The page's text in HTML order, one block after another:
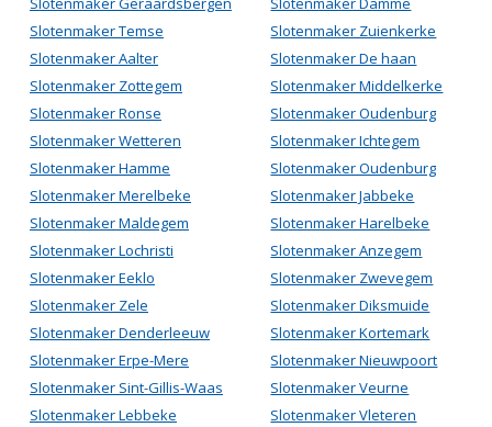
Slotenmaker Temse
Slotenmaker Aalter
Slotenmaker Zottegem
Slotenmaker Ronse
Slotenmaker Wetteren
Slotenmaker Hamme
Slotenmaker Merelbeke
Slotenmaker Maldegem
Slotenmaker Lochristi
Slotenmaker Eeklo
Slotenmaker Zele
Slotenmaker Denderleeuw
Slotenmaker Erpe-Mere
Slotenmaker Sint-Gillis-Waas
Slotenmaker Lebbeke
Slotenmaker Zuienkerke
Slotenmaker De haan
Slotenmaker Middelkerke
Slotenmaker Oudenburg
Slotenmaker Ichtegem
Slotenmaker Oudenburg
Slotenmaker Jabbeke
Slotenmaker Harelbeke
Slotenmaker Anzegem
Slotenmaker Zwevegem
Slotenmaker Diksmuide
Slotenmaker Kortemark
Slotenmaker Nieuwpoort
Slotenmaker Veurne
Slotenmaker Vleteren